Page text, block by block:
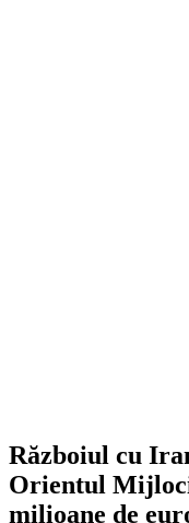
Războiul cu
Orientul
milioane de